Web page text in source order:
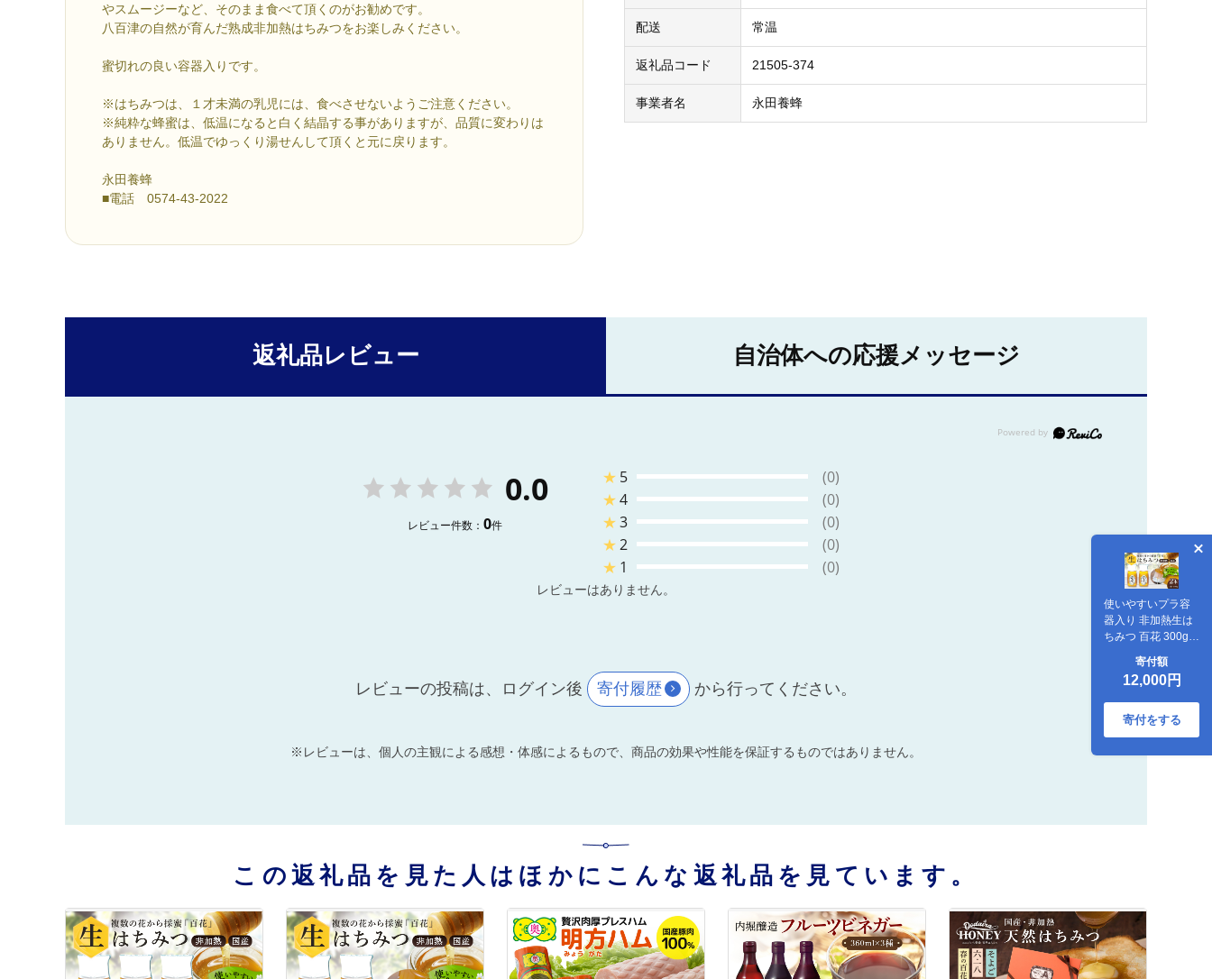
やスムージーなど、そのまま食べて頂くのがお勧めです。
八百津の自然が育んだ熟成非加熱はちみつをお楽しみください。
蜜切れの良い容器入りです。
※はちみつは、１才未満の乳児には、食べさせないようご注意ください。
※純粋な蜂蜜は、低温になると白く結晶する事がありますが、品質に変わりは
ありません。低温でゆっくり湯せんして頂くと元に戻ります。
永田養蜂
■電話 0574-43-2022
使いやすいプラ容
器入り 非加熱生は
ちみつ 百花 300g 2
寄付額
12,000円
寄付をする
配送 常温
返礼品コード 21505-374
事業者名 永田養蜂
返礼品レビュー 自治体への応援メッセージ
0.0
レビュー件数： 0件
★ 5
(0)
★4
(0)
★3
(0)
★2
(0)
★ 1 (0)
レビューはありません。
レビューの投稿は、ログイン後 寄付履歴 から行ってください。
※レビューは、個人の主観による感想・体感によるもので、商品の効果や性能を保証するものではありません。
この返礼品を見た人はほかにこんな返礼品を見ています。